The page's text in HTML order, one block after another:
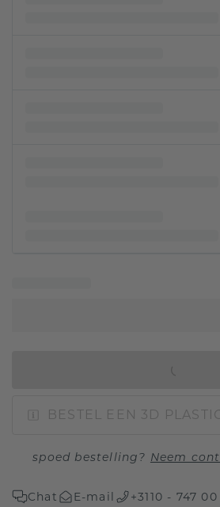
BESTEL EEN 3D
spoed bestelling? Neem
Chat E-mail +3110 - 747